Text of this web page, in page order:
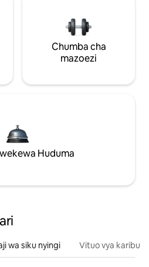
Chumba cha
mazoezi
Huduma
wa siku nyingi Vituo vya karibu